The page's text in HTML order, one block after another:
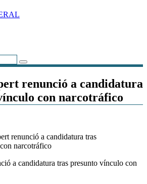
renunció a candidatura
con narcotráfico
a candidatura tras presunto vínculo con